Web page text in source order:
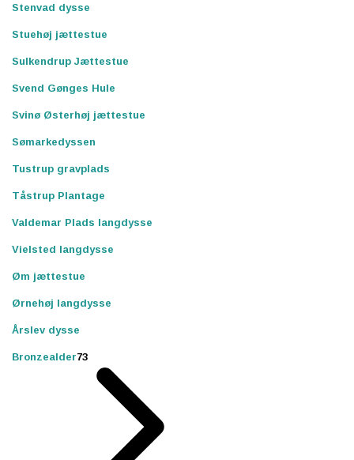
Stenvad dysse
Stuehøj jættestue
Sulkendrup Jættestue
Svend Gønges Hule
Svinø Østerhøj jættestue
Sømarkedyssen
Tustrup gravplads
Tåstrup Plantage
Valdemar Plads langdysse
Vielsted langdysse
Øm jættestue
Ørnehøj langdysse
Årslev dysse
Bronzealder73